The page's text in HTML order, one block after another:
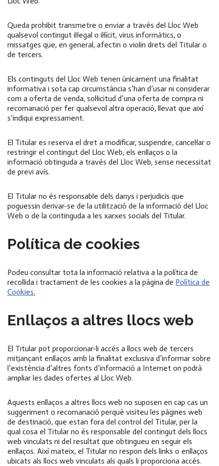
Queda prohibit transmetre o enviar a través del Lloc Web
qualsevol contingut il·legal o il·lícit, virus informàtics, o
missatges que, en general, afectin o violin drets del Titular o
de tercers.
Els continguts del Lloc Web tenen únicament una finalitat
informativa i sota cap circumstància s’han d’usar ni considerar
com a oferta de venda, sol·licitud d’una oferta de compra ni
recomanació per fer qualsevol altra operació, llevat que així
s’indiqui expressament.
El Titular es reserva el dret a modificar, suspendre, cancel·lar o
restringir el contingut del Lloc Web, els enllaços o la
informació obtinguda a través del Lloc Web, sense necessitat
de previ avís.
El Titular no és responsable dels danys i perjudicis que
poguessin derivar-se de la utilització de la informació del Lloc
Web o de la continguda a les xarxes socials del Titular.
Política de cookies
Podeu consultar tota la informació relativa a la política de
recollida i tractament de les cookies a la pàgina de Política de
Cookies.
Enllaços a altres llocs web
El Titular pot proporcionar-li accés a llocs web de tercers
mitjançant enllaços amb la finalitat exclusiva d’informar sobre
l’existència d’altres fonts d’informació a Internet on podrà
ampliar les dades ofertes al Lloc Web.
Aquests enllaços a altres llocs web no suposen en cap cas un
suggeriment o recomanació perquè visiteu les pàgines web
de destinació, que estan fora del control del Titular, per la
qual cosa el Titular no és responsable del contingut dels llocs
web vinculats ni del resultat que obtingueu en seguir els
enllaços. Així mateix, el Titular no respon dels links o enllaços
ubicats als llocs web vinculats als quals li proporciona accés.